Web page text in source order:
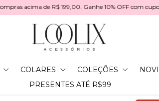
acima de R$ 199,00. Ganhe 10% OFF com cupom:
COLARES COLEÇÕES
PRESENTES ATÉ R$99